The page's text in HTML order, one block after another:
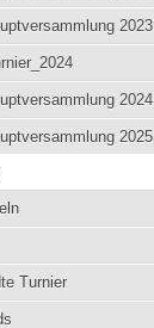
2023
2024
2025
Turnier